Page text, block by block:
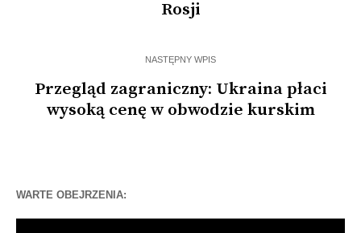
Rosji
NASTĘPNY WPIS
Przegląd zagraniczny: Ukraina płaci
wysoką cenę w obwodzie kurskim
WARTE OBEJRZENIA: